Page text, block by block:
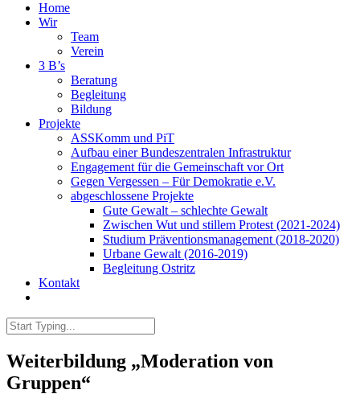
Home
Wir
Team
Verein
3 B’s
Beratung
Begleitung
Bildung
Projekte
ASSKomm und PiT
Aufbau einer Bundeszentralen Infrastruktur
Engagement für die Gemeinschaft vor Ort
Gegen Vergessen – Für Demokratie e.V.
abgeschlossene Projekte
Gute Gewalt – schlechte Gewalt
Zwischen Wut und stillem Protest (2021-2024)
Studium Präventionsmanagement (2018-2020)
Urbane Gewalt (2016-2019)
Begleitung Ostritz
Kontakt
Weiterbildung „Moderation von
Gruppen“